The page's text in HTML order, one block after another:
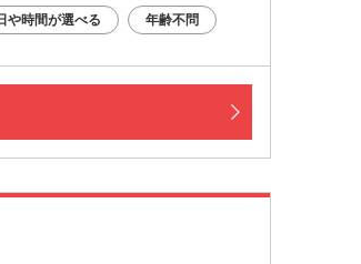
や時間が選べる 年齢不問